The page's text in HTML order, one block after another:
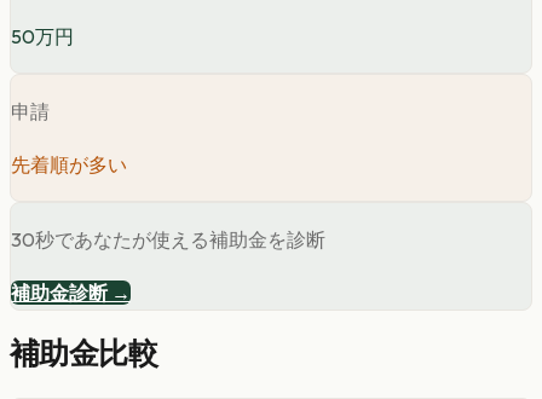
50万円
申請
先着順が多い
30秒であなたが使える補助金を診断
補助金診断 →
補助金比較